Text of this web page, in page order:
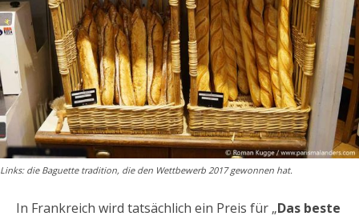
Links: die Baguette tradition, die den Wettbewerb 2017 gewonnen hat.
In Frankreich wird tatsächlich ein Preis für „Das beste